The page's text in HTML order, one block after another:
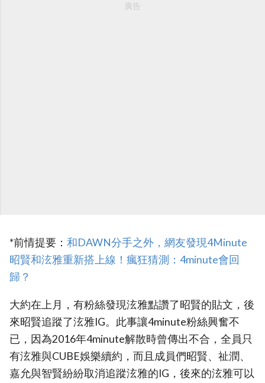
廣告
*前情提要： ‎和DAWN分手之外，網友發現4Minute
昭賢和泫雅重新搭上線！瘋狂猜測：4minute會回
歸？
大約在上月，有粉絲發現泫雅點讚了昭賢的貼文，後
來昭賢追蹤了泫雅IG。此事讓4minute粉絲興奮不
已，因為2016年4minute解散時曾傳出不合，全員只
有泫雅與CUBE娛樂續約，而且成員們昭賢、祉潤、
嘉允與智賢紛紛取消追蹤泫雅的IG，後來的泫雅可以